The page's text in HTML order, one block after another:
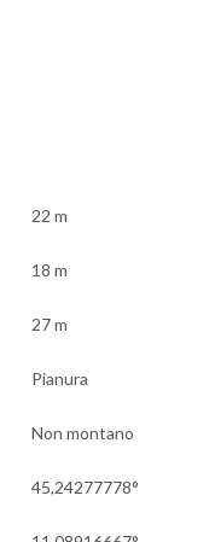
22 m
18 m
27 m
Pianura
Non montano
45,24277778°